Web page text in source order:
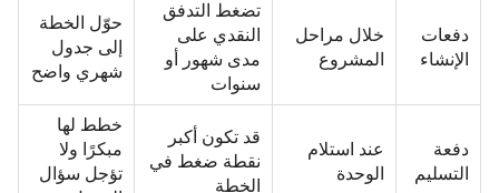
دفعات
الإنشاء
خلال مراحل
المشروع
تضغط التدفق
النقدي على
مدى شهور أو
سنوات
حوّل الخطة
إلى جدول
شهري واضح
دفعة
التسليم
عند استلام
الوحدة
قد تكون أكبر
نقطة ضغط في
الخطة
خطط لها
مبكرًا ولا
تؤجل سؤال